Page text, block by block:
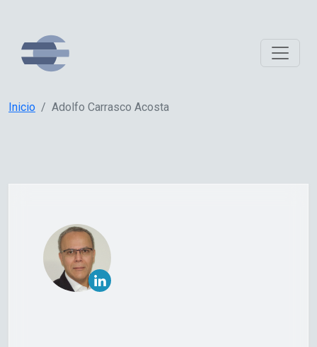
Inicio Adolfo Carrasco Acosta